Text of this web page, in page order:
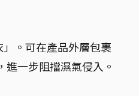
。可在產品外層包裹
，進一步阻擋濕氣侵入。